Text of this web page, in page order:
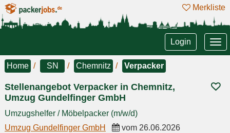
Merkliste
Login
Home SN Chemnitz Verpacker
Stellenangebot Verpacker in Chemnitz,
Umzug Gundelfinger GmbH
Umzugshelfer / Möbelpacker (m/w/d)
Umzug Gundelfinger GmbH
vom 26.06.2026